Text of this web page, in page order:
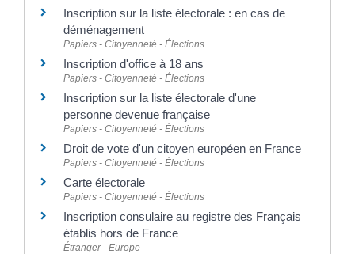
Inscription sur la liste électorale : en cas de
déménagement
Papiers - Citoyenneté - Élections
Inscription d'office à 18 ans
Papiers - Citoyenneté - Élections
Inscription sur la liste électorale d'une
personne devenue française
Papiers - Citoyenneté - Élections
Droit de vote d'un citoyen européen en France
Papiers - Citoyenneté - Élections
Carte électorale
Papiers - Citoyenneté - Élections
Inscription consulaire au registre des Français
établis hors de France
Étranger - Europe